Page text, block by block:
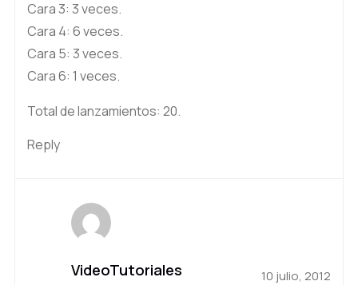
Cara 3: 3 veces.
Cara 4: 6 veces.
Cara 5: 3 veces.
Cara 6: 1 veces.
Total de lanzamientos: 20.
Reply
VideoTutoriales 10 julio, 2012